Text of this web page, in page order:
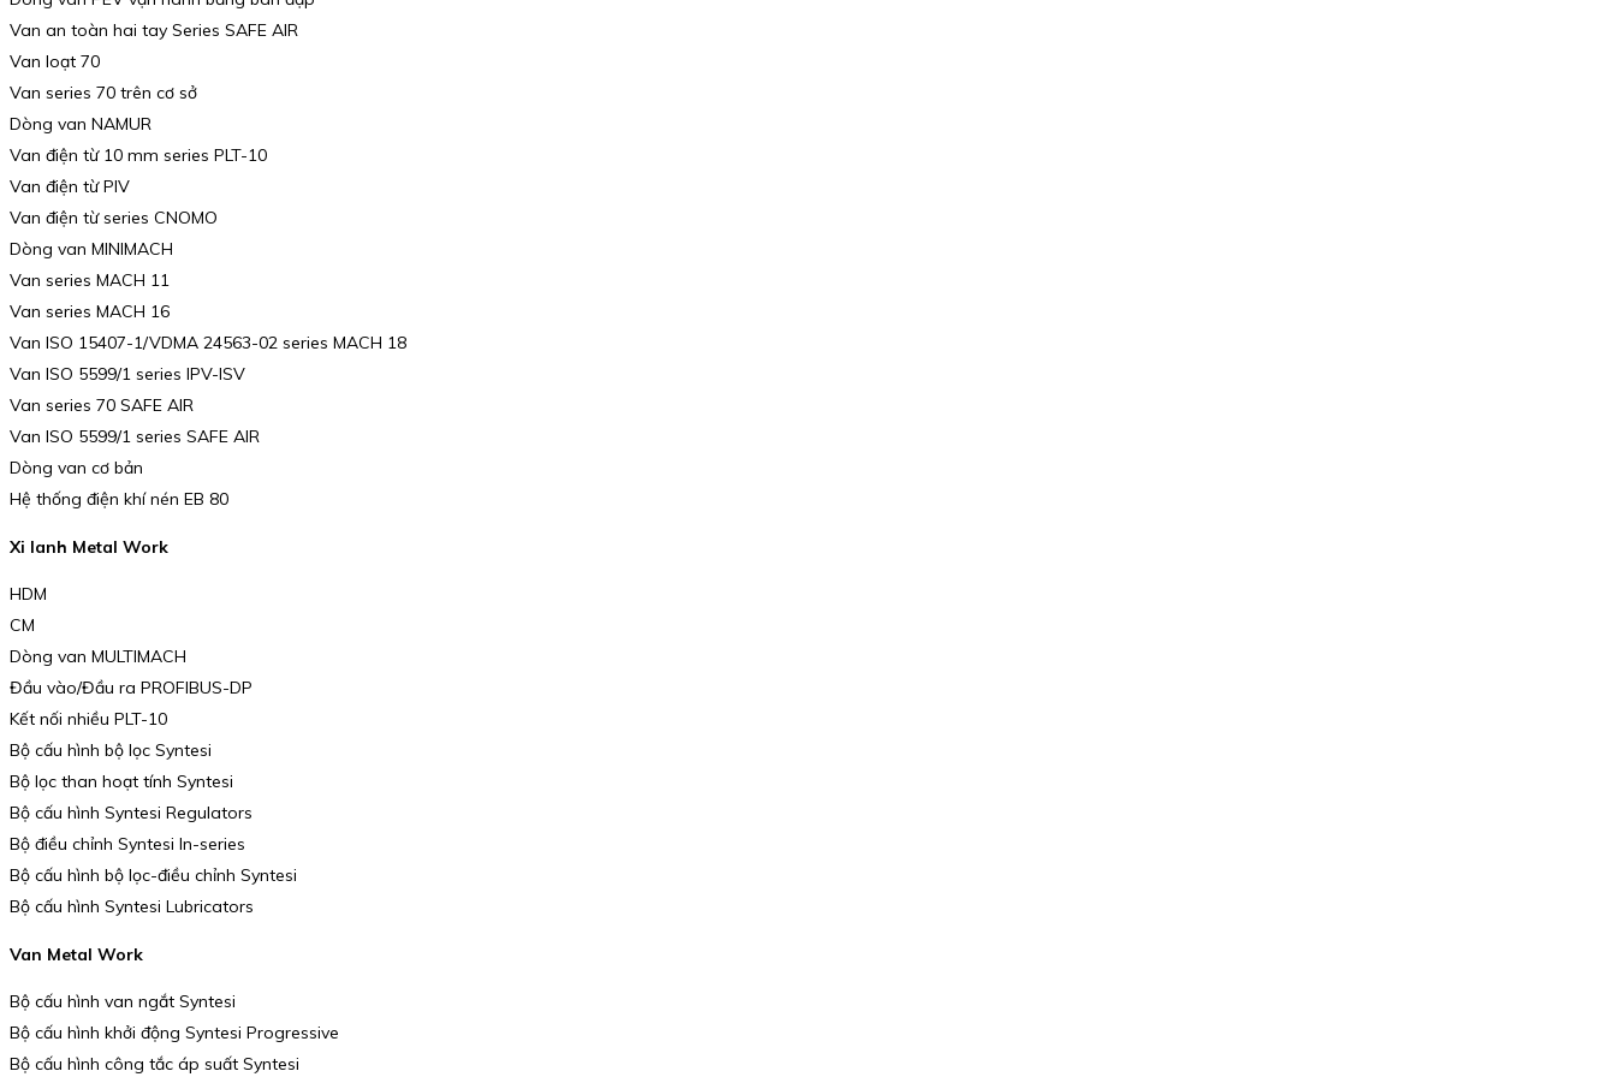
Van an toàn hai tay Series SAFE AIR
Van loạt 70
Van series 70 trên cơ sở
Dòng van NAMUR
Van điện từ 10 mm series PLT-10
Van điện từ PIV
Van điện từ series CNOMO
Dòng van MINIMACH
Van series MACH 11
Van series MACH 16
Van ISO 15407-1/VDMA 24563-02 series MACH 18
Van ISO 5599/1 series IPV-ISV
Van series 70 SAFE AIR
Van ISO 5599/1 series SAFE AIR
Dòng van cơ bản
Hệ thống điện khí nén EB 80
Xi lanh Metal Work
HDM
CM
Dòng van MULTIMACH
Đầu vào/Đầu ra PROFIBUS-DP
Kết nối nhiều PLT-10
Bộ cấu hình bộ lọc Syntesi
Bộ lọc than hoạt tính Syntesi
Bộ cấu hình Syntesi Regulators
Bộ điều chỉnh Syntesi In-series
Bộ cấu hình bộ lọc-điều chỉnh Syntesi
Bộ cấu hình Syntesi Lubricators
Van Metal Work
Bộ cấu hình van ngắt Syntesi
Bộ cấu hình khởi động Syntesi Progressive
Bộ cấu hình công tắc áp suất Syntesi